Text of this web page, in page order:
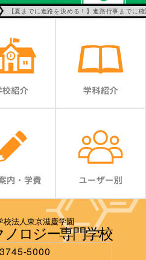
【夏までに進路を決める！】進路行事までに
法人東京滋慶学園
ロジー専門学校
5000